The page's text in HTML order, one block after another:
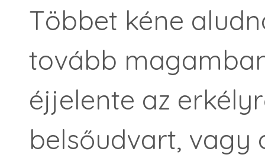
Többet kéne
tovább
éjjelente az
belsőudvart, vagy